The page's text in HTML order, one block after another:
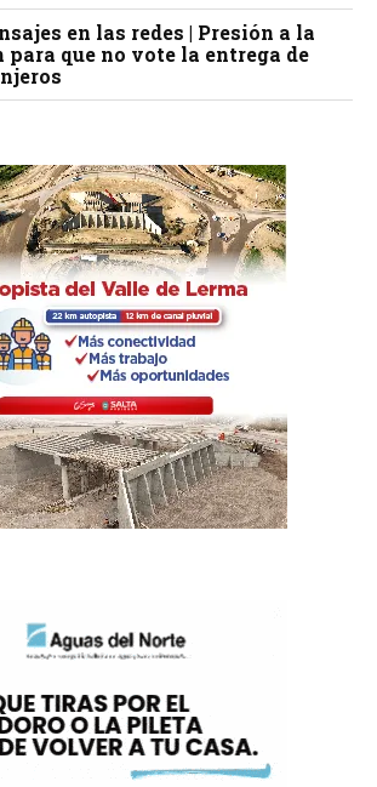
en las redes | Presión a la
que no vote la entrega de